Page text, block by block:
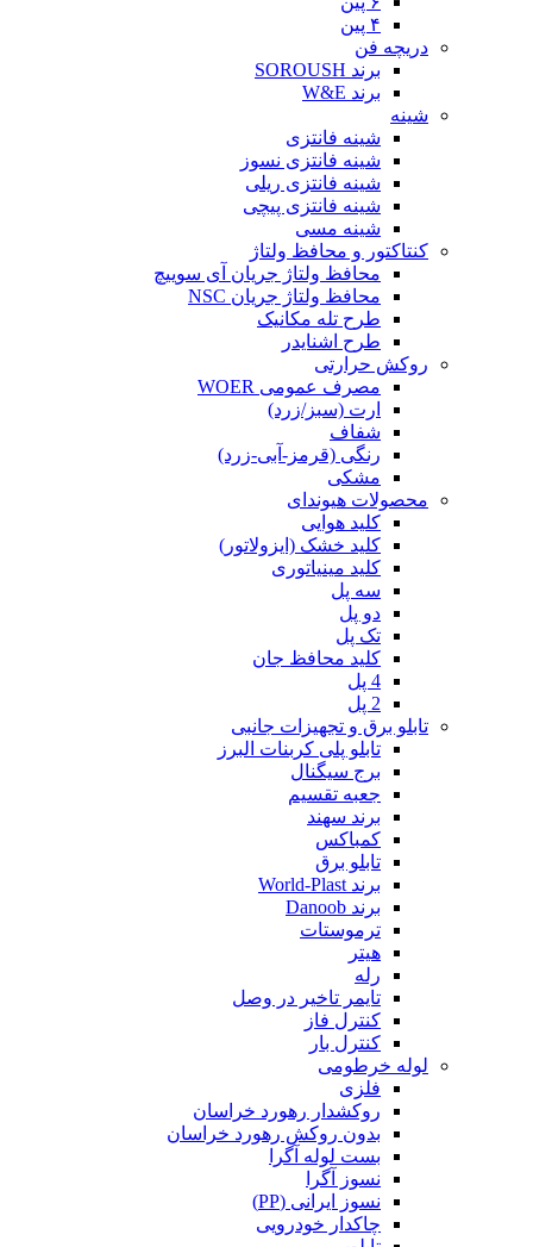
۴ پین
دریچه فن
برند SOROUSH
برند W&E
شینه
شینه فانتزی
شینه فانتزی نسوز
شینه فانتزی ریلی
شینه فانتزی پیچی
شینه مسی
کنتاکتور و محافظ ولتاژ
محافظ ولتاژ جریان آی سوییچ
محافظ ولتاژ جریان NSC
طرح تله مکانیک
طرح اشنایدر
روکش حرارتی
مصرف عمومی WOER
ارت (سبز/زرد)
شفاف
رنگی (قرمز-آبی-زرد)
مشکی
محصولات هیوندای
کلید هوایی
کلید خشک (ایزولاتور)
کلید مینیاتوری
سه پل
دو پل
تک پل
کلید محافظ جان
4 پل
2 پل
تابلو برق و تجهیزات جانبی
تابلو پلی کربنات البرز
برج سیگنال
جعبه تقسیم
برند سهند
کمباکس
تابلو برق
برند World-Plast
برند Danoob
ترموستات
هیتر
رله
تایمر تاخیر در وصل
کنترل فاز
کنترل بار
لوله خرطومی
فلزی
روکشدار رهورد خراسان
بدون روکش رهورد خراسان
بست لوله آگرا
نسوز آگرا
نسوز ایرانی (PP)
چاکدار خودرویی